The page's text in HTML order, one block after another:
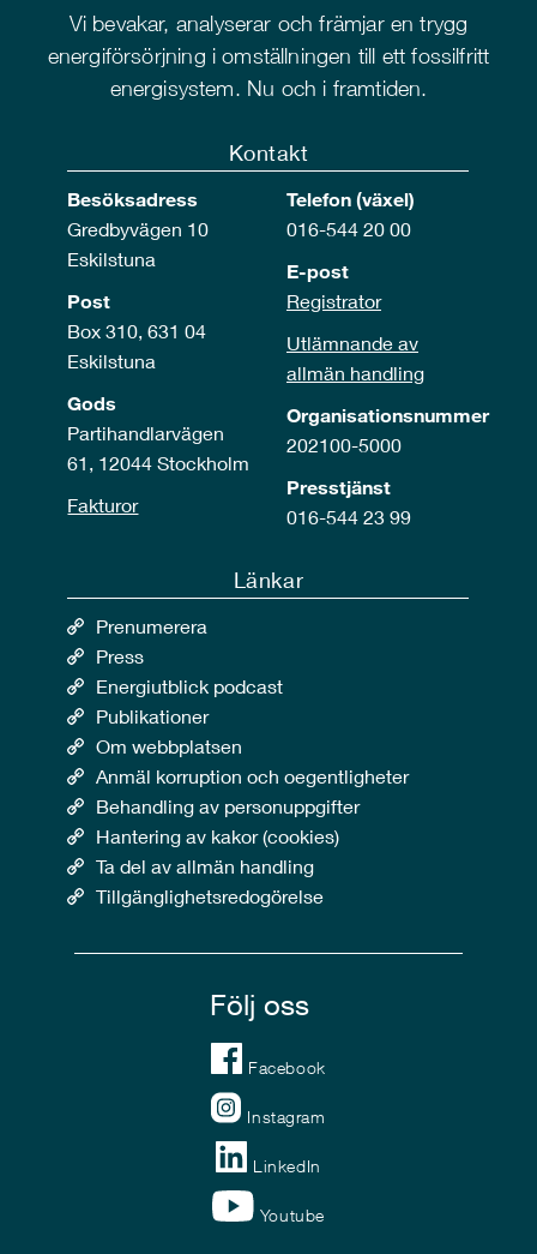
Vi bevakar, analyserar och främjar en trygg
energiförsörjning i omställningen till ett fossilfritt
energisystem. Nu och i framtiden.
Kontakt
Besöksadress
Gredbyvägen 10
Eskilstuna
Post
Box 310, 631 04
Eskilstuna
Gods
Partihandlarvägen
61, 12044 Stockholm
Fakturor
Telefon (växel)
016-544 20 00
E-post
Registrator
Utlämnande av
allmän handling
Organisationsnummer
202100-5000
Presstjänst
016-544 23 99
Länkar
Prenumerera
Press
Energiutblick podcast
Publikationer
Om webbplatsen
Anmäl korruption och oegentligheter
Behandling av personuppgifter
Hantering av kakor (cookies)
Ta del av allmän handling
Tillgänglighetsredogörelse
Följ oss
Facebook
Instagram
LinkedIn
Youtube